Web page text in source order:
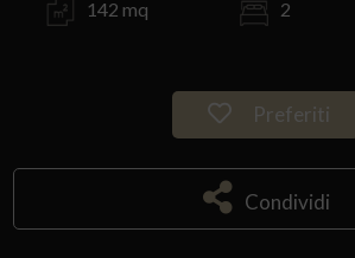
142 mq 2
Preferiti
Condividi